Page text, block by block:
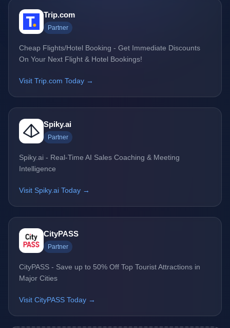
Trip.com
Partner
Cheap Flights/Hotel Booking - Get Immediate Discounts
On Your Next Flight & Hotel Bookings!
Visit Trip.com Today →
Spiky.ai
Partner
Spiky.ai - Real-Time AI Sales Coaching & Meeting
Intelligence
Visit Spiky.ai Today →
CityPASS
Partner
CityPASS - Save up to 50% Off Top Tourist Attractions in
Major Cities
Visit CityPASS Today →